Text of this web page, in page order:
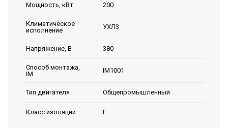
Мощность, кВт 200
Климатическое
исполнение
УХЛ3
Напряжение, В 380
Способ монтажа,
IM
IM1001
Тип двигателя Общепромышленный
Класс изоляции F